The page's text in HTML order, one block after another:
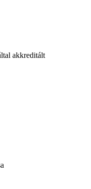
akkreditált